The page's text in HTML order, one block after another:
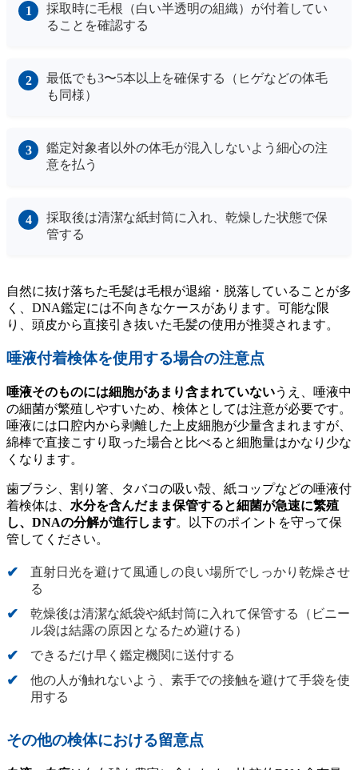
採取時に毛根（白い半透明の組織）が付着してい
ることを確認する
最低でも3〜5本以上を確保する（ヒゲなどの体毛
も同様）
鑑定対象者以外の体毛が混入しないよう細心の注
意を払う
採取後は清潔な紙封筒に入れ、乾燥した状態で保
管する
自然に抜け落ちた毛髪は毛根が退縮・脱落していることが多
く、DNA鑑定には不向きなケースがあります。可能な限
り、頭皮から直接引き抜いた毛髪の使用が推奨されます。
唾液付着検体を使用する場合の注意点
唾液そのものには細胞があまり含まれていないうえ、唾液中
の細菌が繁殖しやすいため、検体としては注意が必要です。
唾液には口腔内から剥離した上皮細胞が少量含まれますが、
綿棒で直接こすり取った場合と比べると細胞量はかなり少な
くなります。
歯ブラシ、割り箸、タバコの吸い殻、紙コップなどの唾液付
着検体は、 水分を含んだまま保管すると細菌が急速に繁殖
し、DNAの分解が進行します。以下のポイントを守って保
管してください。
直射日光を避けて風通しの良い場所でしっかり乾燥させ
る
乾燥後は清潔な紙袋や紙封筒に入れて保管する（ビニー
ル袋は結露の原因となるため避ける）
できるだけ早く鑑定機関に送付する
他の人が触れないよう、素手での接触を避けて手袋を使
用する
その他の検体における留意点